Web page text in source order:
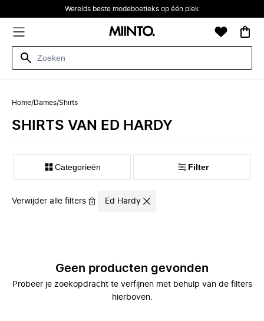
Werelds beste modeboetieks op één plek
Home/Dames/Shirts
SHIRTS VAN ED HARDY
Categorieën Filter
Verwijder alle filters Ed Hardy
Geen producten gevonden
Probeer je zoekopdracht te verfijnen met behulp van de filters
hierboven.